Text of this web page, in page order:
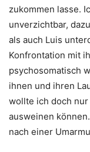
zukommen lasse.
unverzichtbar,
als auch Luis
Konfrontation mit
psychosomatisch
ihnen und ihren
wollte ich doch
ausweinen
nach einer